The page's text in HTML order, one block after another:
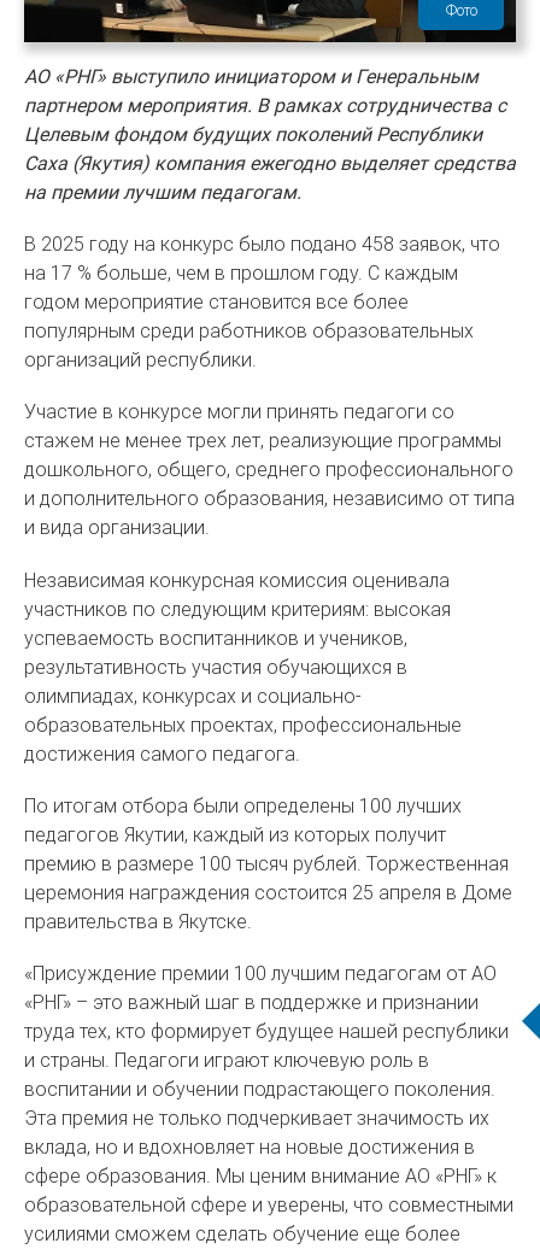
Фото
АО «РНГ» выступило инициатором и Генеральным
партнером мероприятия. В рамках сотрудничества с
Целевым фондом будущих поколений Республики
Саха (Якутия) компания ежегодно выделяет средства
на премии лучшим педагогам.
В 2025 году на конкурс было подано 458 заявок, что
на 17 % больше, чем в прошлом году. С каждым
годом мероприятие становится все более
популярным среди работников образовательных
организаций республики.
Участие в конкурсе могли принять педагоги со
стажем не менее трех лет, реализующие программы
дошкольного, общего, среднего профессионального
и дополнительного образования, независимо от типа
и вида организации.
Независимая конкурсная комиссия оценивала
участников по следующим критериям: высокая
успеваемость воспитанников и учеников,
результативность участия обучающихся в
олимпиадах, конкурсах и социально-
образовательных проектах, профессиональные
достижения самого педагога.
По итогам отбора были определены 100 лучших
педагогов Якутии, каждый из которых получит
премию в размере 100 тысяч рублей. Торжественная
церемония награждения состоится 25 апреля в Доме
правительства в Якутске.
«Присуждение премии 100 лучшим педагогам от АО
«РНГ» – это важный шаг в поддержке и признании
труда тех, кто формирует будущее нашей республики
и страны. Педагоги играют ключевую роль в
воспитании и обучении подрастающего поколения.
Эта премия не только подчеркивает значимость их
вклада, но и вдохновляет на новые достижения в
сфере образования. Мы ценим внимание АО «РНГ» к
образовательной сфере и уверены, что совместными
усилиями сможем сделать обучение еще более